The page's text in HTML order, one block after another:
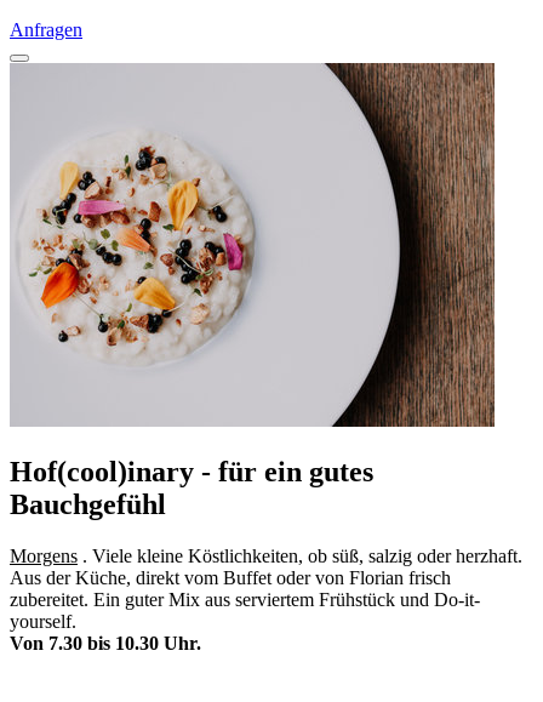
Anfragen
Hof(cool)inary - für ein gutes
Bauchgefühl
Morgens . Viele kleine Köstlichkeiten, ob süß, salzig oder herzhaft.
Aus der Küche, direkt vom Buffet oder von Florian frisch
zubereitet. Ein guter Mix aus serviertem Frühstück und Do-it-
yourself.
Von 7.30 bis 10.30 Uhr.